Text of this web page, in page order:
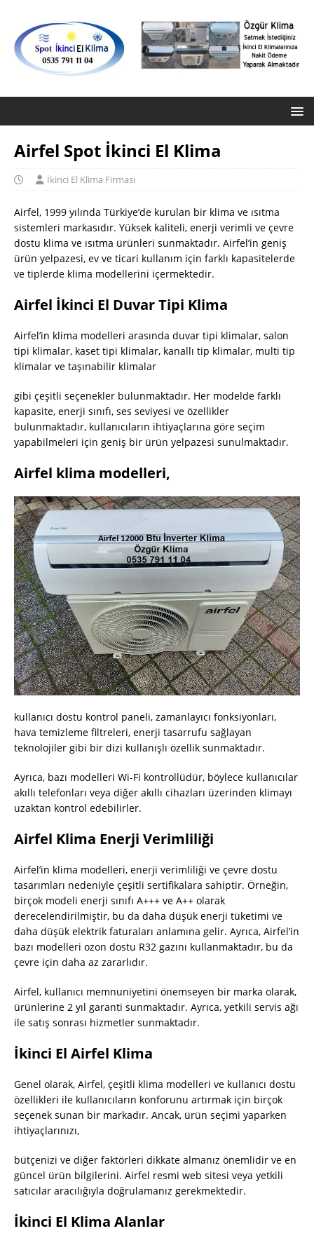
Airfel Spot İkinci El Klima
İkinci El Klima Firması
Airfel, 1999 yılında Türkiye’de kurulan bir klima ve ısıtma
sistemleri markasıdır. Yüksek kaliteli, enerji verimli ve çevre
dostu klima ve ısıtma ürünleri sunmaktadır. Airfel’in geniş
ürün yelpazesi, ev ve ticari kullanım için farklı kapasitelerde
ve tiplerde klima modellerini içermektedir.
Airfel İkinci El Duvar Tipi Klima
Airfel’in klima modelleri arasında duvar tipi klimalar, salon
tipi klimalar, kaset tipi klimalar, kanallı tip klimalar, multi tip
klimalar ve taşınabilir klimalar
gibi çeşitli seçenekler bulunmaktadır. Her modelde farklı
kapasite, enerji sınıfı, ses seviyesi ve özellikler
bulunmaktadır, kullanıcıların ihtiyaçlarına göre seçim
yapabilmeleri için geniş bir ürün yelpazesi sunulmaktadır.
Airfel klima modelleri,
kullanıcı dostu kontrol paneli, zamanlayıcı fonksiyonları,
hava temizleme filtreleri, enerji tasarrufu sağlayan
teknolojiler gibi bir dizi kullanışlı özellik sunmaktadır.
Ayrıca, bazı modelleri Wi-Fi kontrollüdür, böylece kullanıcılar
akıllı telefonları veya diğer akıllı cihazları üzerinden klimayı
uzaktan kontrol edebilirler.
Airfel Klima Enerji Verimliliği
Airfel’in klima modelleri, enerji verimliliği ve çevre dostu
tasarımları nedeniyle çeşitli sertifikalara sahiptir. Örneğin,
birçok modeli enerji sınıfı A+++ ve A++ olarak
derecelendirilmiştir, bu da daha düşük enerji tüketimi ve
daha düşük elektrik faturaları anlamına gelir. Ayrıca, Airfel’in
bazı modelleri ozon dostu R32 gazını kullanmaktadır, bu da
çevre için daha az zararlıdır.
Airfel, kullanıcı memnuniyetini önemseyen bir marka olarak,
ürünlerine 2 yıl garanti sunmaktadır. Ayrıca, yetkili servis ağı
ile satış sonrası hizmetler sunmaktadır.
İkinci El Airfel Klima
Genel olarak, Airfel, çeşitli klima modelleri ve kullanıcı dostu
özellikleri ile kullanıcıların konforunu artırmak için birçok
seçenek sunan bir markadır. Ancak, ürün seçimi yaparken
ihtiyaçlarınızı,
bütçenizi ve diğer faktörleri dikkate almanız önemlidir ve en
güncel ürün bilgilerini. Airfel resmi web sitesi veya yetkili
satıcılar aracılığıyla doğrulamanız gerekmektedir.
İkinci El Klima Alanlar